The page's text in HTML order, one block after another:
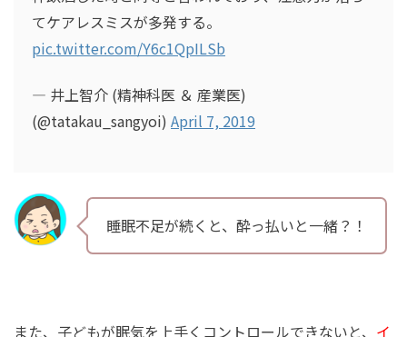
てケアレスミスが多発する。
pic.twitter.com/Y6c1QpILSb
— 井上智介 (精神科医 ＆ 産業医)
(@tatakau_sangyoi) April 7, 2019
睡眠不足が続くと、酔っ払いと一緒？！
また、子どもが眠気を上手くコントロールできないと、 イ